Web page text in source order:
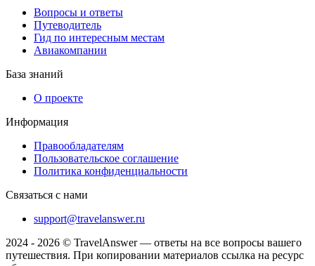
Вопросы и ответы
Путеводитель
Гид по интересным местам
Авиакомпании
База знаний
О проекте
Информация
Правообладателям
Пользовательское соглашение
Политика конфиденциальности
Связаться с нами
support@travelanswer.ru
2024 - 2026 © TravelAnswer — ответы на все вопросы вашего
путешествия. При копировании материалов ссылка на ресурс